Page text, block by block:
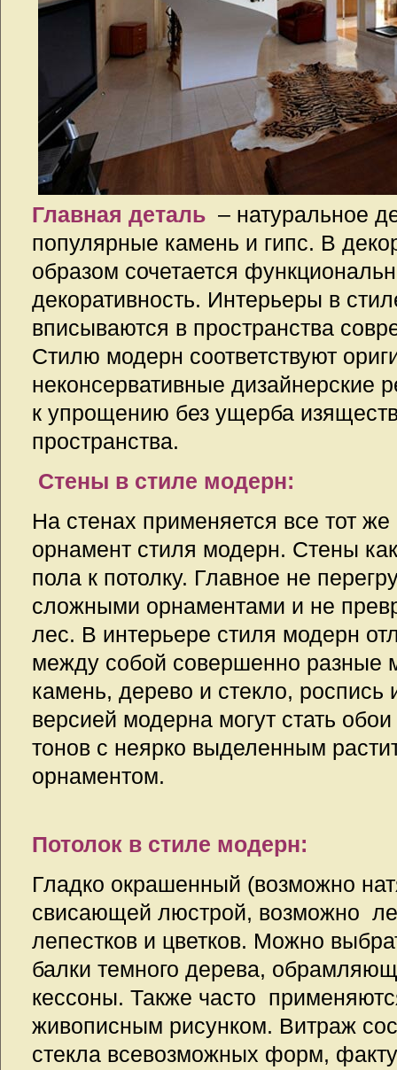
Главная деталь – натуральное
популярные камень и гипс. В
образом сочетается
декоративность. Интерьеры в
вписываются в пространства
Стилю модерн соответствуют
неконсервативные дизайнерские
к упрощению без ущерба
пространства.
Стены в стиле модерн:
На стенах применяется все тот
орнамент стиля модерн. Стены
пола к потолку. Главное не
сложными орнаментами и не
лес. В интерьере стиля модерн
между собой совершенно разные
камень, дерево и стекло, роспись
версией модерна могут стать
тонов с неярко выделенным
орнаментом.
Потолок в стиле модерн:
Гладко окрашенный (возможно
свисающей люстрой, возможно
лепестков и цветков. Можно
балки темного дерева,
кессоны. Также часто
живописным рисунком. Витраж
стекла всевозможных форм,